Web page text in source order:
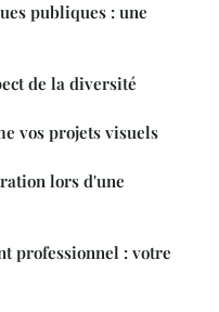
publiques : une
de la diversité
vos projets visuels
lors d'une
professionnel : votre